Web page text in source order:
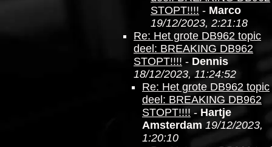
STOPT!!!! - Marco
19/12/2023, 2:21:18
Re: Het grote DB962 topic
deel: BREAKING DB962
STOPT!!!! - Dennis
18/12/2023, 11:24:52
Re: Het grote DB962 topic
deel: BREAKING DB962
STOPT!!!! - Hartje
Amsterdam 19/12/2023,
1:20:10